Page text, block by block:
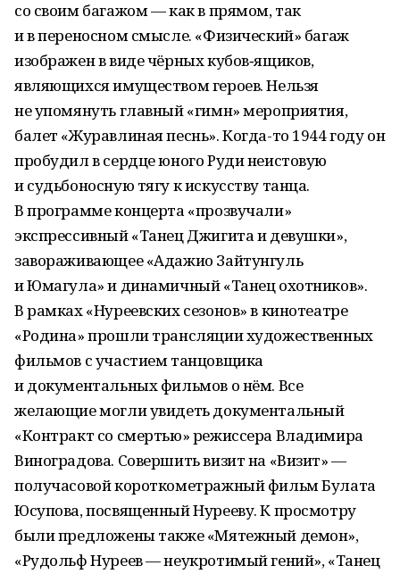
со своим багажом — как в прямом, так
и в переносном смысле. «Физический» багаж
изображен в виде чёрных кубов‑ящиков,
являющихся имуществом героев. Нельзя
не упомянуть главный «гимн» мероприятия,
балет «Журавлиная песнь». Когда-то 1944 году он
пробудил в сердце юного Руди неистовую
и судьбоносную тягу к искусству танца.
В программе концерта «прозвучали»
экспрессивный «Танец Джигита и девушки»,
завораживающее «Адажио Зайтунгуль
и Юмагула» и динамичный «Танец охотников».
В рамках «Нуреевских сезонов» в кинотеатре
«Родина» прошли трансляции художественных
фильмов с участием танцовщика
и документальных фильмов о нём. Все
желающие могли увидеть документальный
«Контракт со смертью» режиссера Владимира
Виноградова. Совершить визит на «Визит» —
получасовой короткометражный фильм Булата
Юсупова, посвященный Нурееву. К просмотру
были предложены также «Мятежный демон»,
«Рудольф Нуреев — неукротимый гений», «Танец